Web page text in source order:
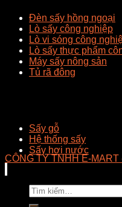
Đèn sấy hồng ngoại
Lò sấy công nghiệp
Lò vi sóng công
Lò sấy thực phẩm
Máy sấy nông sản
Tủ rã đông
Sấy gỗ
Hệ thống sấy
Sấy hơi nước
CÔNG TY TNHH E-
Tìm
kiếm: